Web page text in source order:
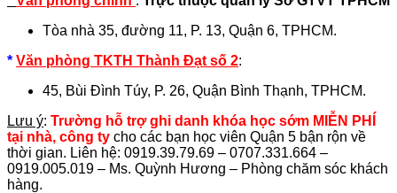
Tòa nhà 35, đường 11, P. 13, Quận 6, TPHCM.
* Văn phòng TKTH Thành Đạt số 2:
45, Bùi Đình Túy, P. 26, Quận Bình Thạnh, TPHCM.
Lưu ý: Trường hỗ trợ ghi danh khóa học sớm MIỄN PHÍ
tại nhà, công ty cho các bạn học viên Quận 5 bận rộn về
thời gian. Liên hệ: 0919.39.79.69 – 0707.331.664 –
0919.005.019 – Ms. Quỳnh Hương – Phòng chăm sóc khách
hàng.